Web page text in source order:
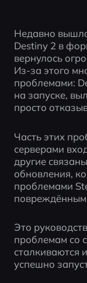
Недавно
Destiny 2 в
вернулось
Из-за этого
проблемами:
на запуске,
просто
Часть этих
серверами
другие
обновления,
проблемами
Это
проблемам со
сталкиваются
успешно